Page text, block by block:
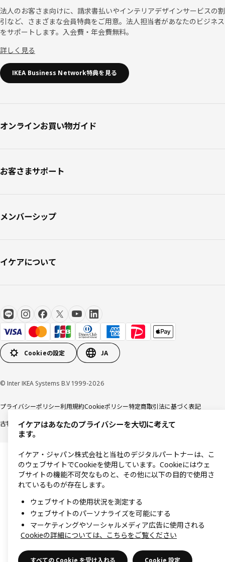
法人のお客さま向けに、請求書払いやインテリアデザインサービスの割
引など、さまざまな会員特典をご用意。法人担当者があなたのビジネス
をサポートします。入会費・年会費無料。
詳しく見る
IKEA Business Network特典を見る
オンラインお買い物ガイド
お客さまサポート
メンバーシップ
イケアについて
Cookieの設定 JA
© Inter IKEA Systems B.V 1999-2026
プライバシーポリシー利用規約Cookieポリシー特定商取引法に基づく表記
古物営業法に基づく表記
イケアはあなたのプライバシーを大切に考えて
ます。
イケア・ジャパン株式会社と当社のデジタルパートナーは、こ
のウェブサイトでCookieを使用しています。Cookieにはウェ
ブサイトの機能不可欠なものと、その他に以下の目的で使用さ
れているものが存在します。
ウェブサイトの使用状況を測定する
ウェブサイトのパーソナライズを可能にする
マーケティングやソーシャルメディア広告に使用される
Cookieの詳細については、こちらをご覧ください
すべての Cookie を受け入れる Cookie 設定